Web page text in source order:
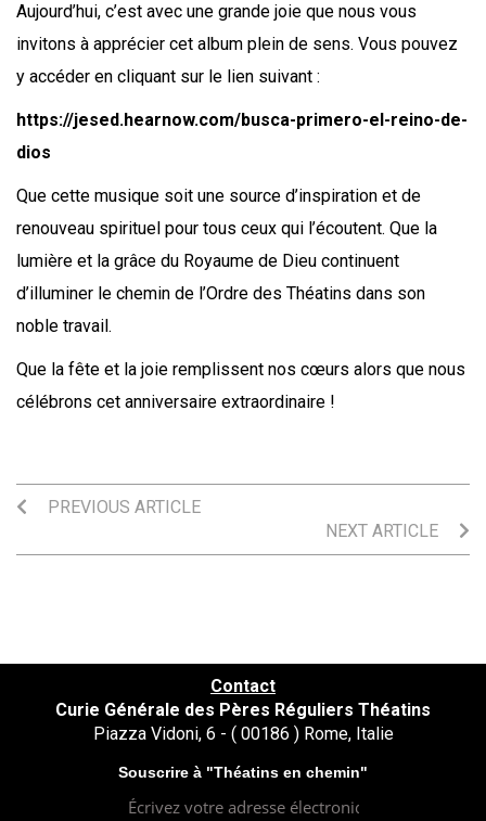
Aujourd’hui, c’est avec une grande joie que nous vous
invitons à apprécier cet album plein de sens. Vous pouvez
y accéder en cliquant sur le lien suivant :
https://jesed.hearnow.com/busca-primero-el-reino-de-
dios
Que cette musique soit une source d’inspiration et de
renouveau spirituel pour tous ceux qui l’écoutent. Que la
lumière et la grâce du Royaume de Dieu continuent
d’illuminer le chemin de l’Ordre des Théatins dans son
noble travail.
Que la fête et la joie remplissent nos cœurs alors que nous
célébrons cet anniversaire extraordinaire !
PREVIOUS ARTICLE
NEXT ARTICLE
Contact
Curie Générale des Pères Réguliers Théatins
Piazza Vidoni, 6 - ( 00186 ) Rome, Italie
Souscrire à "Théatins en chemin"